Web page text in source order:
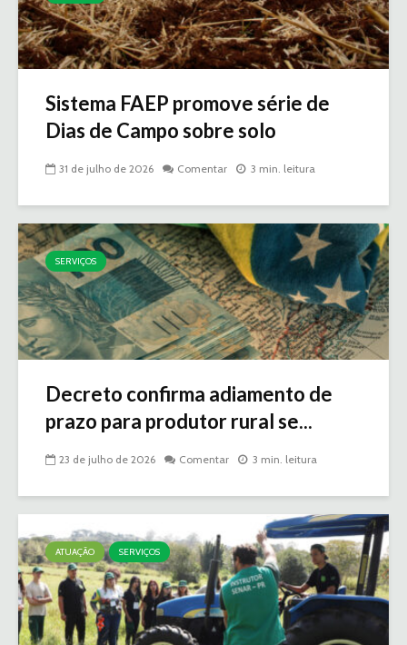
Sistema FAEP promove série de
Dias de Campo sobre solo
31 de julho de 2026 Comentar 3 min. leitura
SERVIÇOS
Decreto confirma adiamento de
prazo para produtor rural se...
23 de julho de 2026 Comentar 3 min. leitura
ATUAÇÃO SERVIÇOS